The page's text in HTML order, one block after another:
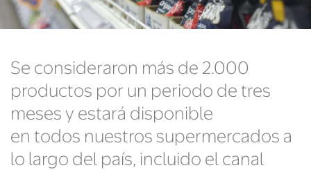
Se consideraron más de 2.000
productos por un periodo de tres
meses y estará disponible
en todos nuestros supermercados a
lo largo del país, incluido el canal